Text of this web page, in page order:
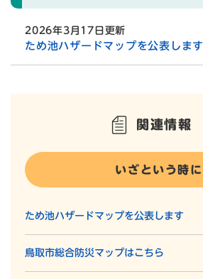
2026年3月17日更新
ため池ハザードマップを公表します
関連情報
いざという時に
ため池ハザードマップを公表します
鳥取市総合防災マップはこちら